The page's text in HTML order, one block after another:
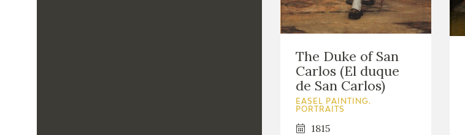
The Duke of San
Carlos (El duque
de San Carlos)
EASEL PAINTING.
PORTRAITS
1815